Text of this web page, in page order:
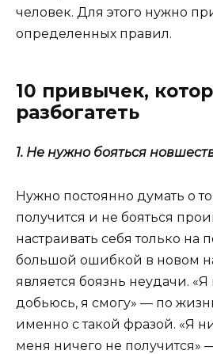
человек. Для этого нужно
определенных правил.
10 привычек,
разбогатеть
1. Не нужно бояться
Нужно постоянно думать о
получится и не бояться
настраивать себя только на
большой ошибкой в новом
является боязнь неудачи.
добьюсь, я смогу» — по
именно с такой фразой. «Я
меня ничего не получится»